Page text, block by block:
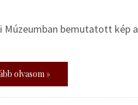
Múzeumban bemutatott kép
olvasom »